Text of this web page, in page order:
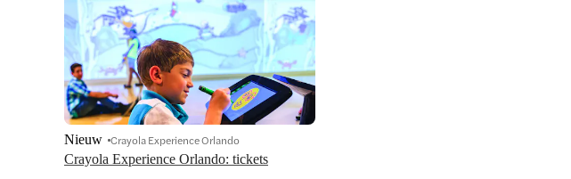
Crayola Experience Orlando: tickets
Nieuw Crayola Experience Orlando